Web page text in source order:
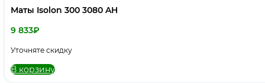
Маты Isolon 300 3080 AH
9 833₽
Уточняте скидку
В корзину